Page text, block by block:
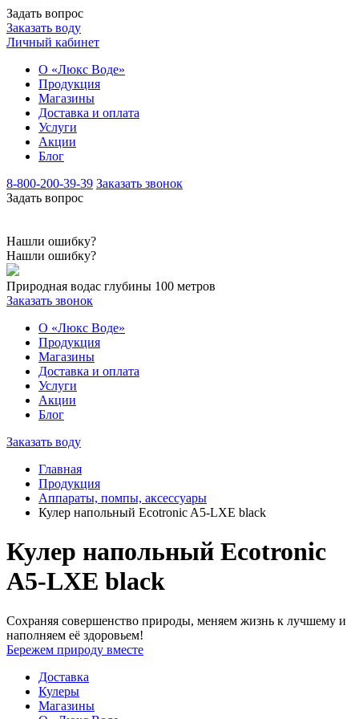
Задать вопрос
Заказать воду
Личный кабинет
О «Люкс Воде»
Продукция
Магазины
Доставка и оплата
Услуги
Акции
Блог
8-800-200-39-39 Заказать звонок
Задать вопрос
Нашли ошибку?
Нашли ошибку?
Природная водас глубины 100 метров
Заказать звонок
О «Люкс Воде»
Продукция
Магазины
Доставка и оплата
Услуги
Акции
Блог
Заказать воду
Главная
Продукция
Аппараты, помпы, аксессуары
Кулер напольный Ecotronic A5-LXE black
Кулер напольный Ecotronic
A5-LXE black
Сохраняя совершенство природы, меняем жизнь к лучшему и
наполняем её здоровьем!
Бережем природу вместе
Доставка
Кулеры
Магазины